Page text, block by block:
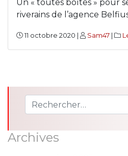
Un « toutes boîtes » pour
riverains de l’agence
11 octobre 2020 | Sam47
Archives